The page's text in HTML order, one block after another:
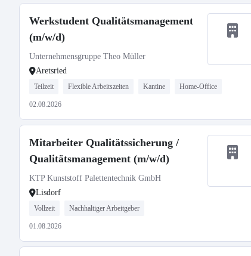
Werkstudent Qualitätsmanagement
(m/w/d)
Unternehmensgruppe Theo Müller
Aretsried
Teilzeit Flexible Arbeitszeiten Kantine Home-Office
02.08.2026
Mitarbeiter Qualitätssicherung /
Qualitätsmanagement (m/w/d)
KTP Kunststoff Palettentechnik GmbH
Lisdorf
Vollzeit Nachhaltiger Arbeitgeber
01.08.2026